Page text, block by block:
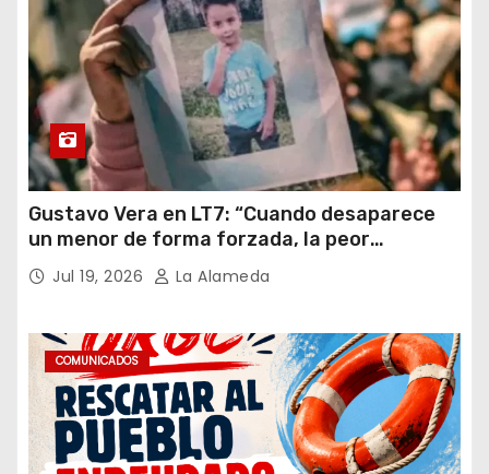
Gustavo Vera en LT7: “Cuando desaparece
un menor de forma forzada, la peor
hipótesis es trata, y así debe seguir
caratulado el caso Loan”
Jul 19, 2026 La Alameda
COMUNICADOS